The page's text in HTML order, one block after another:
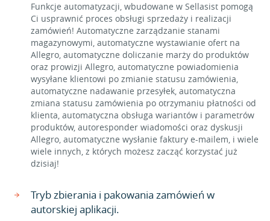
Funkcje automatyzacji, wbudowane w Sellasist pomogą
Ci usprawnić proces obsługi sprzedaży i realizacji
zamówień! Automatyczne zarządzanie stanami
magazynowymi, automatyczne wystawianie ofert na
Allegro, automatyczne doliczanie marży do produktów
oraz prowizji Allegro, automatyczne powiadomienia
wysyłane klientowi po zmianie statusu zamówienia,
automatyczne nadawanie przesyłek, automatyczna
zmiana statusu zamówienia po otrzymaniu płatności od
klienta, automatyczna obsługa wariantów i parametrów
produktów, autoresponder wiadomości oraz dyskusji
Allegro, automatyczne wysłanie faktury e-mailem, i wiele
wiele innych, z których możesz zacząć korzystać już
dzisiaj!
Tryb zbierania i pakowania zamówień w
autorskiej aplikacji.